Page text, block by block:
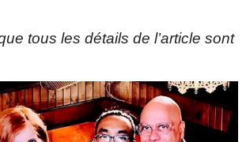
tous les détails de l’article sont